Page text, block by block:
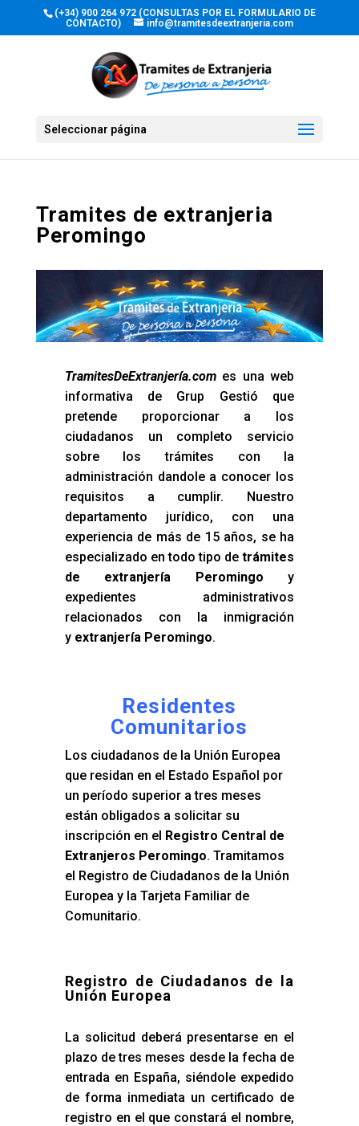
(+34) 900 264 972 (CONSULTAS POR EL FORMULARIO DE
CONTACTO)
info@tramitesdeextranjeria.com
Seleccionar página
Tramites de extranjeria
Peromingo
TramitesDeExtranjería.comes una web
informativa de Grup Gestió que
pretende proporcionar a los
ciudadanos un completo servicio
sobre los trámites con la
administración dandole a conocer los
requisitos a cumplir. Nuestro
departamento jurídico, con una
experiencia de más de 15 años, se ha
especializado en todo tipo detrámites
de extranjería Peromingo y
expedientes administrativos
relacionados con la inmigración
y extranjería Peromingo.
Residentes
Comunitarios
Los ciudadanos de la Unión Europea
que residan en el Estado Español por
un período superior a tres meses
están obligados a solicitar su
inscripción en el Registro Central de
Extranjeros Peromingo. Tramitamos
el Registro de Ciudadanos de la Unión
Europea y la Tarjeta Familiar de
Comunitario.
Registro de Ciudadanos de la
Unión Europea
La solicitud deberá presentarse en el
plazo de tres meses desde la fecha de
entrada en España, siéndole expedido
de forma inmediata un certificado de
registro en el que constará el nombre,